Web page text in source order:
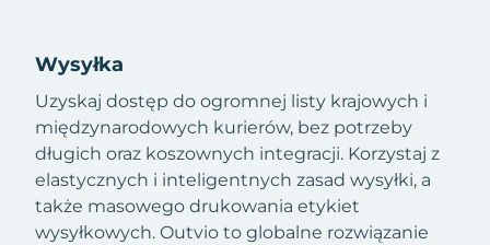
Wysyłka
Uzyskaj dostęp do ogromnej listy krajowych i
międzynarodowych kurierów, bez potrzeby
długich oraz koszownych integracji. Korzystaj z
elastycznych i inteligentnych zasad wysyłki, a
także masowego drukowania etykiet
wysyłkowych. Outvio to globalne rozwiązanie